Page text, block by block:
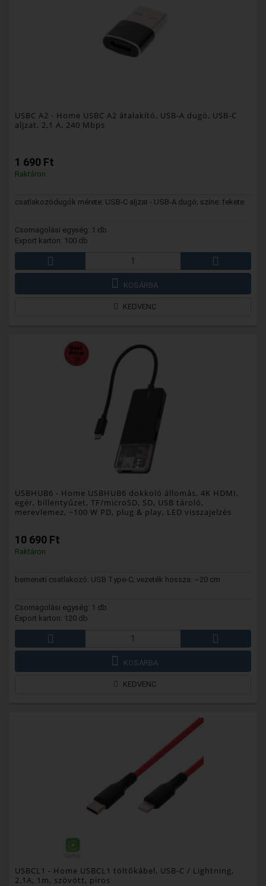
USBC A2 - Home USBC A2 átalakító, USB-A dugó, USB-C
aljzat, 2,1 A, 240 Mbps
1 690 Ft
Raktáron
csatlakozódugók mérete: USB-C aljzat - USB-A dugó; színe: fekete
Csomagolási egység: 1 db
Export karton: 100 db
KOSÁRBA
KEDVENC
USBHUB6 - Home USBHUB6 dokkoló állomás, 4K HDMI,
egér, billentyűzet, TF/microSD, SD, USB tároló,
merevlemez, ~100 W PD, plug & play, LED visszajelzés
10 690 Ft
Raktáron
bemeneti csatlakozó: USB Type-C; vezeték hossza: ~20 cm
Csomagolási egység: 1 db
Export karton: 120 db
KOSÁRBA
KEDVENC
USBCL1 - Home USBCL1 töltőkábel, USB-C / Lightning,
2.1A, 1m, szövött, piros